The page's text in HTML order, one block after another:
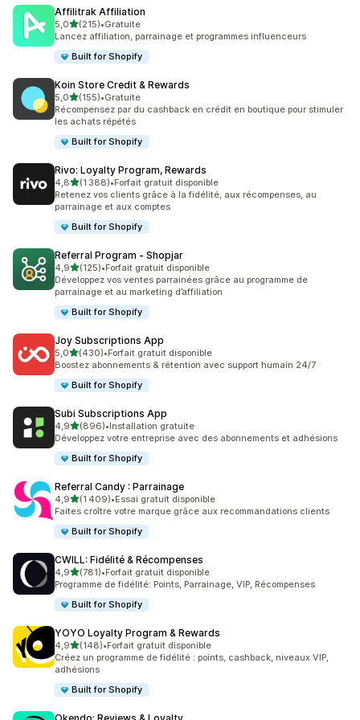
Affilitrak Affiliation
5,0étoile(s) sur 5
(215)
215 avis au total
•Gratuite
Lancez affiliation, parrainage et programmes influenceurs
Built for Shopify
Koin Store Credit & Rewards
5,0étoile(s) sur 5
(155)
155 avis au total
•Gratuite
Récompensez par du cashback en crédit en boutique pour stimuler
les achats répétés
Built for Shopify
Rivo: Loyalty Program, Rewards
4,8étoile(s) sur 5
(1 388)
1388 avis au total
•Forfait gratuit disponible
Retenez vos clients grâce à la fidélité, aux récompenses, au
parrainage et aux comptes
Built for Shopify
Referral Program ‑ Shopjar
4,9étoile(s) sur 5
(125)
125 avis au total
•Forfait gratuit disponible
Développez vos ventes parrainées grâce au programme de
parrainage et au marketing d’affiliation
Built for Shopify
Joy Subscriptions App
5,0étoile(s) sur 5
(430)
430 avis au total
•Forfait gratuit disponible
Boostez abonnements & rétention avec support humain 24/7
Built for Shopify
Subi Subscriptions App
4,9étoile(s) sur 5
(896)
896 avis au total
•Installation gratuite
Développez votre entreprise avec des abonnements et adhésions
Built for Shopify
Referral Candy : Parrainage
4,9étoile(s) sur 5
(1 409)
1409 avis au total
•Essai gratuit disponible
Faites croître votre marque grâce aux recommandations clients
Built for Shopify
CWILL: Fidélité & Récompenses
4,9étoile(s) sur 5
(781)
781 avis au total
•Forfait gratuit disponible
Programme de fidélité: Points, Parrainage, VIP, Récompenses
Built for Shopify
YOYO Loyalty Program & Rewards
4,9étoile(s) sur 5
(148)
148 avis au total
•Forfait gratuit disponible
Créez un programme de fidélité : points, cashback, niveaux VIP,
adhésions
Built for Shopify